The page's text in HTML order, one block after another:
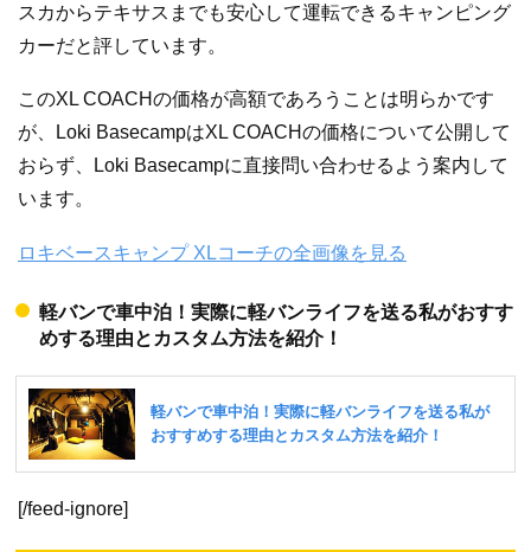
スカからテキサスまでも安心して運転できるキャンピング
カーだと評しています。
このXL COACHの価格が高額であろうことは明らかです
が、Loki BasecampはXL COACHの価格について公開して
おらず、Loki Basecampに直接問い合わせるよう案内して
います。
ロキベースキャンプ XLコーチの全画像を見る
軽バンで車中泊！実際に軽バンライフを送る私がおすす
めする理由とカスタム方法を紹介！
[/feed-ignore]